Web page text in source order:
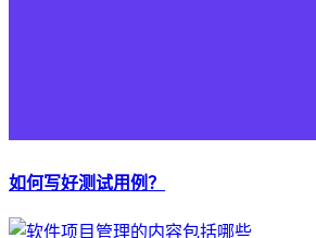
如何写好测试用例？